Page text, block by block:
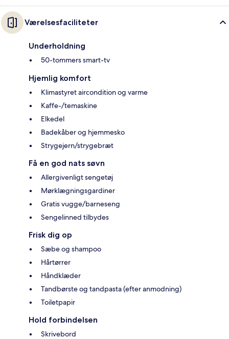
Værelsesfaciliteter
Underholdning
50-tommers smart-tv
Hjemlig komfort
Klimastyret aircondition og varme
Kaffe-/temaskine
Elkedel
Badekåber og hjemmesko
Strygejern/strygebræt
Få en god nats søvn
Allergivenligt sengetøj
Mørklægningsgardiner
Gratis vugge/barneseng
Sengelinned tilbydes
Frisk dig op
Sæbe og shampoo
Hårtørrer
Håndklæder
Tandbørste og tandpasta (efter anmodning)
Toiletpapir
Hold forbindelsen
Skrivebord